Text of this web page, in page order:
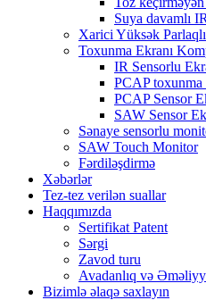
Suya davamlı
Xarici Yüksək
Toxunma Ekranı
IR Sensorlu
PCAP toxunma
PCAP Sensor
SAW Sensor
Sənaye sensorlu
SAW Touch Monitor
Fərdiləşdirmə
Xəbərlər
Tez-tez verilən suallar
Haqqımızda
Sertifikat Patent
Sərgi
Zavod turu
Avadanlıq və
Bizimlə əlaqə saxlayın